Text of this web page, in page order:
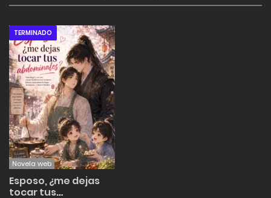
TERMINADO
Novela web
Esposo, ¿me dejas
tocar tus